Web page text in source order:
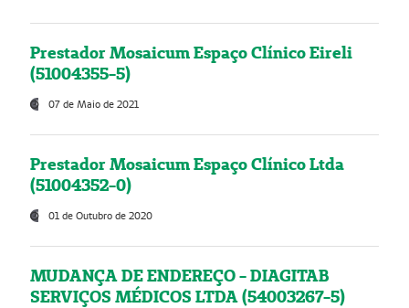
Prestador Mosaicum Espaço Clínico Eireli
(51004355-5)
07 de Maio de 2021
Prestador Mosaicum Espaço Clínico Ltda
(51004352-0)
01 de Outubro de 2020
MUDANÇA DE ENDEREÇO - DIAGITAB
SERVIÇOS MÉDICOS LTDA (54003267-5)